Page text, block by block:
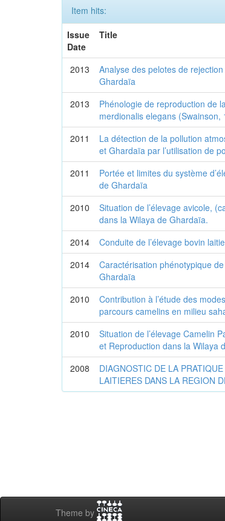
Item hits:
Issue
Date
Title
2013
Analyse des pelotes de
Ghardaïa
2013
Phénologie de reproduction de
merdionalis elegans
2011
La détection de la pollution
et Ghardaïa par l’utilisation de
2011
Portée et limites du système
de Ghardaïa
2010
Situation de l’élevage avicole,
dans la Wilaya de Ghardaïa.
2014 Conduite de l’élevage bovin
2014
Caractérisation phénotypique
Ghardaïa
2010
Contribution à l’étude des
parcours camelins en milieu
2010
Situation de l’élevage Camelin
et Reproduction dans la Wilaya
2008
DIAGNOSTIC DE LA
LAITIERES DANS LA REGION
Theme by